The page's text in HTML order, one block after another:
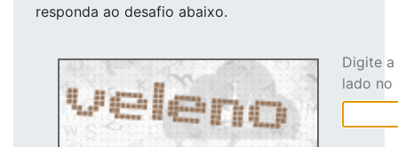
responda ao desafio abaixo.
Digite
lado no